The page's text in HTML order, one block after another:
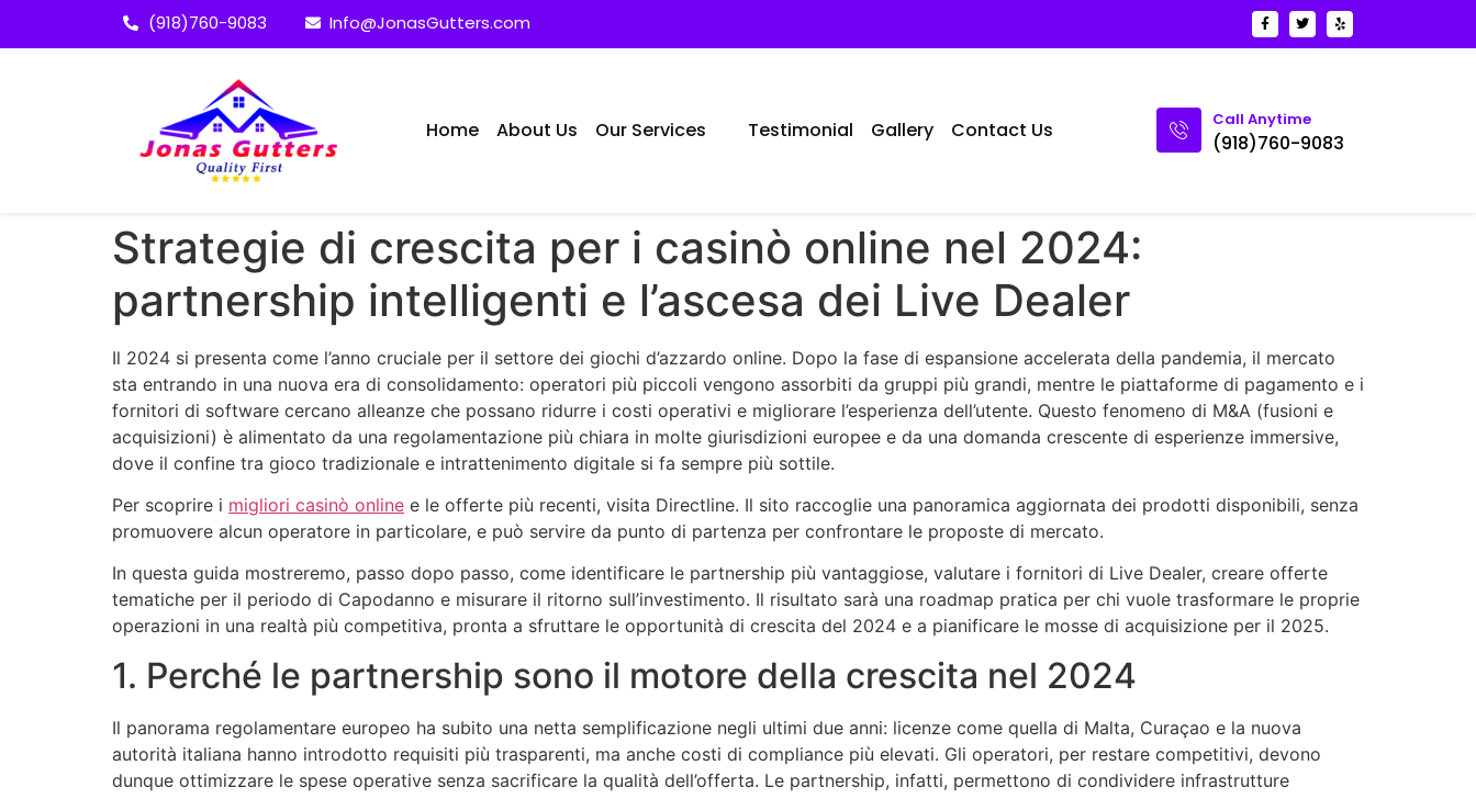
(918)760-9083 Info@JonasGutters.com
Home About Us Our Services Testimonial Gallery Contact Us Call Anytime
(918)760-9083
Strategie di crescita per i casinò online nel 2024:
partnership intelligenti e l’ascesa dei Live Dealer
Il 2024 si presenta come l’anno cruciale per il settore dei giochi d’azzardo online. Dopo la fase di espansione accelerata della pandemia, il mercato
sta entrando in una nuova era di consolidamento: operatori più piccoli vengono assorbiti da gruppi più grandi, mentre le piattaforme di pagamento e i
fornitori di software cercano alleanze che possano ridurre i costi operativi e migliorare l’esperienza dell’utente. Questo fenomeno di M&A (fusioni e
acquisizioni) è alimentato da una regolamentazione più chiara in molte giurisdizioni europee e da una domanda crescente di esperienze immersive,
dove il confine tra gioco tradizionale e intrattenimento digitale si fa sempre più sottile.
Per scoprire i migliori casinò online e le offerte più recenti, visita Directline. Il sito raccoglie una panoramica aggiornata dei prodotti disponibili, senza
promuovere alcun operatore in particolare, e può servire da punto di partenza per confrontare le proposte di mercato.
In questa guida mostreremo, passo dopo passo, come identificare le partnership più vantaggiose, valutare i fornitori di Live Dealer, creare offerte
tematiche per il periodo di Capodanno e misurare il ritorno sull’investimento. Il risultato sarà una roadmap pratica per chi vuole trasformare le proprie
operazioni in una realtà più competitiva, pronta a sfruttare le opportunità di crescita del 2024 e a pianificare le mosse di acquisizione per il 2025.
1. Perché le partnership sono il motore della crescita nel 2024
Il panorama regolamentare europeo ha subito una netta semplificazione negli ultimi due anni: licenze come quella di Malta, Curaçao e la nuova
autorità italiana hanno introdotto requisiti più trasparenti, ma anche costi di compliance più elevati. Gli operatori, per restare competitivi, devono
dunque ottimizzare le spese operative senza sacrificare la qualità dell’offerta. Le partnership, infatti, permettono di condividere infrastrutture